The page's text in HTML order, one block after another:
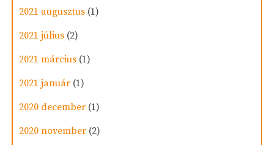
2021 augusztus (1)
2021 július (2)
2021 március (1)
2021 január (1)
2020 december (1)
2020 november (2)